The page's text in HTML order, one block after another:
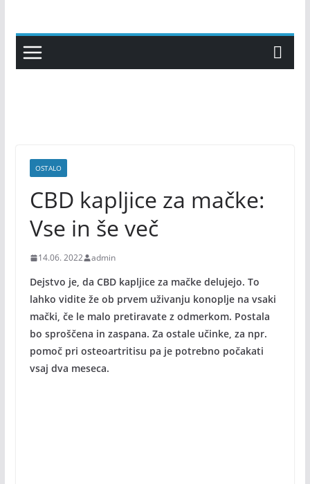
content
OSTALO
CBD kapljice za mačke:
Vse in še več
14.06. 2022 admin
Dejstvo je, da CBD kapljice za mačke delujejo. To
lahko vidite že ob prvem uživanju konoplje na vsaki
mački, če le malo pretiravate z odmerkom. Postala
bo sproščena in zaspana. Za ostale učinke, za npr.
pomoč pri osteoartritisu pa je potrebno počakati
vsaj dva meseca.